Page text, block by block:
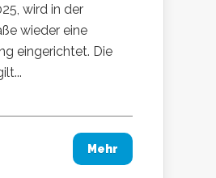
wird in der
wieder eine
eingerichtet. Die
Mehr